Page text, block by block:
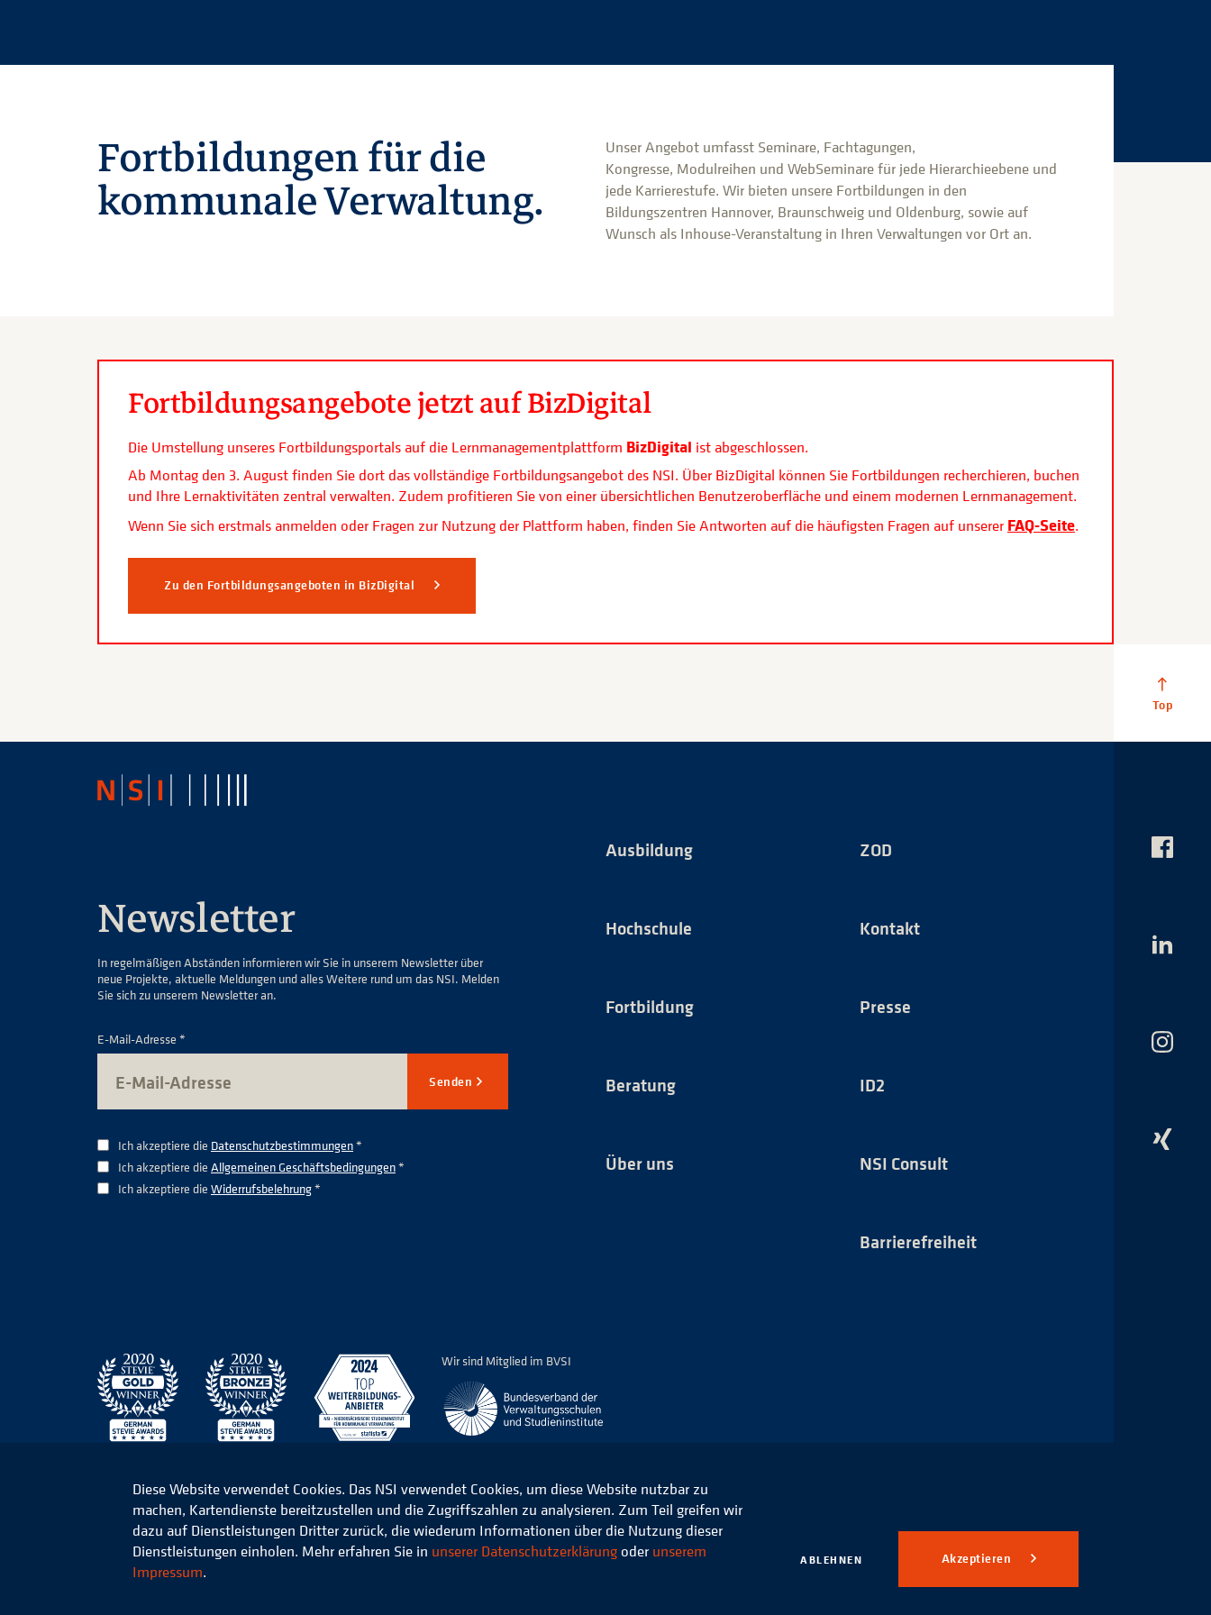
Fortbildungen für die
kommunale Verwaltung.
Unser Angebot umfasst Seminare, Fachtagungen,
Kongresse, Modulreihen und WebSeminare für jede Hierarchieebene und
jede Karrierestufe. Wir bieten unsere Fortbildungen in den
Bildungszentren Hannover, Braunschweig und Oldenburg, sowie auf
Wunsch als Inhouse-Veranstaltung in Ihren Verwaltungen vor Ort an.
Fortbildungsangebote jetzt auf BizDigital
Die Umstellung unseres Fortbildungsportals auf die Lernmanagementplattform BizDigital ist abgeschlossen.
Ab Montag den 3. August finden Sie dort das vollständige Fortbildungsangebot des NSI. Über BizDigital können Sie Fortbildungen recherchieren, buchen
und Ihre Lernaktivitäten zentral verwalten. Zudem profitieren Sie von einer übersichtlichen Benutzeroberfläche und einem modernen Lernmanagement.
Wenn Sie sich erstmals anmelden oder Fragen zur Nutzung der Plattform haben, finden Sie Antworten auf die häufigsten Fragen auf unserer FAQ-Seite.
Zu den Fortbildungsangeboten in BizDigital
Newsletter
In regelmäßigen Abständen informieren wir Sie in unserem Newsletter über
neue Projekte, aktuelle Meldungen und alles Weitere rund um das NSI. Melden
Sie sich zu unserem Newsletter an.
E-Mail-Adresse *
Senden
Ich akzeptiere die Datenschutzbestimmungen*
Ich akzeptiere die Allgemeinen Geschäftsbedingungen*
Ich akzeptiere die Widerrufsbelehrung*
Ausbildung
Hochschule
Fortbildung
Beratung
Über uns
ZOD
Kontakt
Presse
ID2
NSI Consult
Barrierefreiheit
Wir sind Mitglied im BVSI
Das
Das
Das
Das
© 2026 Niedersächsisches Studieninstitut für kommunale Verwaltung e.V. Datenschutz
Diese Website verwendet Cookies. Das NSI verwendet Cookies, um diese Website nutzbar zu
machen, Kartendienste bereitzustellen und die Zugriffszahlen zu analysieren. Zum Teil greifen wir
dazu auf Dienstleistungen Dritter zurück, die wiederum Informationen über die Nutzung dieser
Dienstleistungen einholen. Mehr erfahren Sie in unserer Datenschutzerklärung oder unserem
Impressum.
ABLEHNEN Akzeptieren